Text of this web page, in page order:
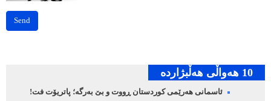
Send
10 هه‌واڵی هه‌ڵبژارده‌
ئاسمانی هەرێمی کوردستان ڕووت و بێ بەرگە؛ پاتریۆت فت!